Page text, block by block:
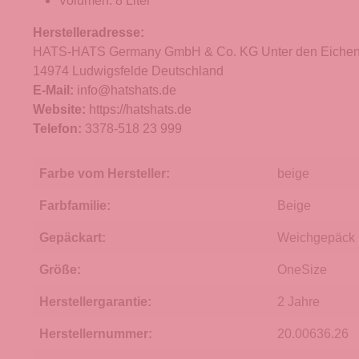
Herstelleradresse:
HATS-HATS Germany GmbH & Co. KG Unter den
14974 Ludwigsfelde Deutschland
E-Mail: info@hatshats.de
Website: https://hatshats.de
Telefon: 3378-518 23 999
Farbe vom Hersteller: beige
Farbfamilie: Beige
Gepäckart: Weichgepäck
Größe: OneSize
Herstellergarantie: 2 Jahre
Herstellernummer: 20.00636.26